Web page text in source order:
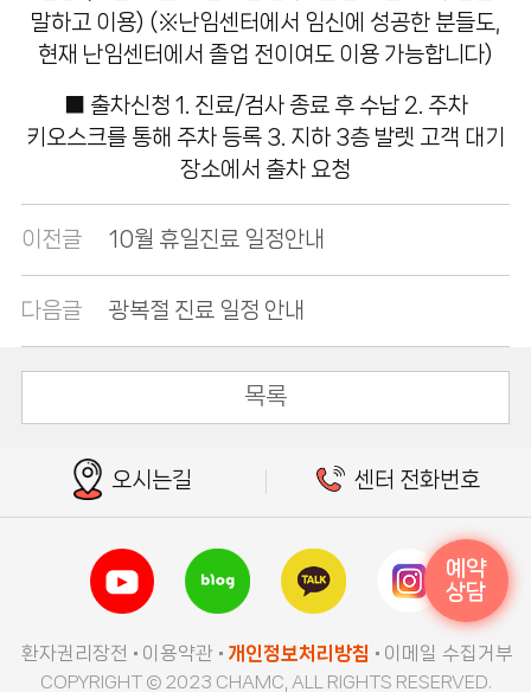
말하고 이용) (※난임센터에서 임신에 성공한 분들도,
현재 난임센터에서 졸업 전이여도 이용 가능합니다)
■ 출차신청 1. 진료/검사 종료 후 수납2. 주차
키오스크를 통해 주차 등록 3. 지하 3층 발렛 고객 대기
장소에서 출차 요청
이전글 10월 휴일진료 일정안내
다음글 광복절 진료 일정 안내
목록
예약
상담
오시는길 센터 전화번호
환자권리장전 이용약관 개인정보처리방침 이메일 수집거부
COPYRIGHT © 2023 CHAMC, ALL RIGHTS RESERVED.